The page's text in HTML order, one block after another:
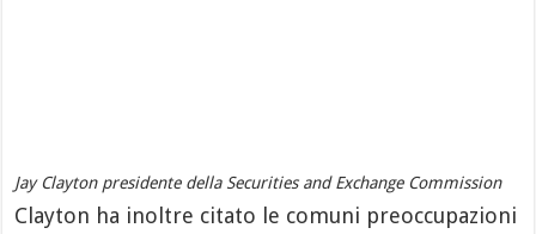
Jay Clayton presidente della Securities and Exchange Commission
Clayton ha inoltre citato le comuni preoccupazioni